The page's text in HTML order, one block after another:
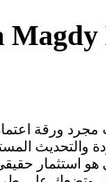
مجرد ورقة
والتحديث
هو استثمار